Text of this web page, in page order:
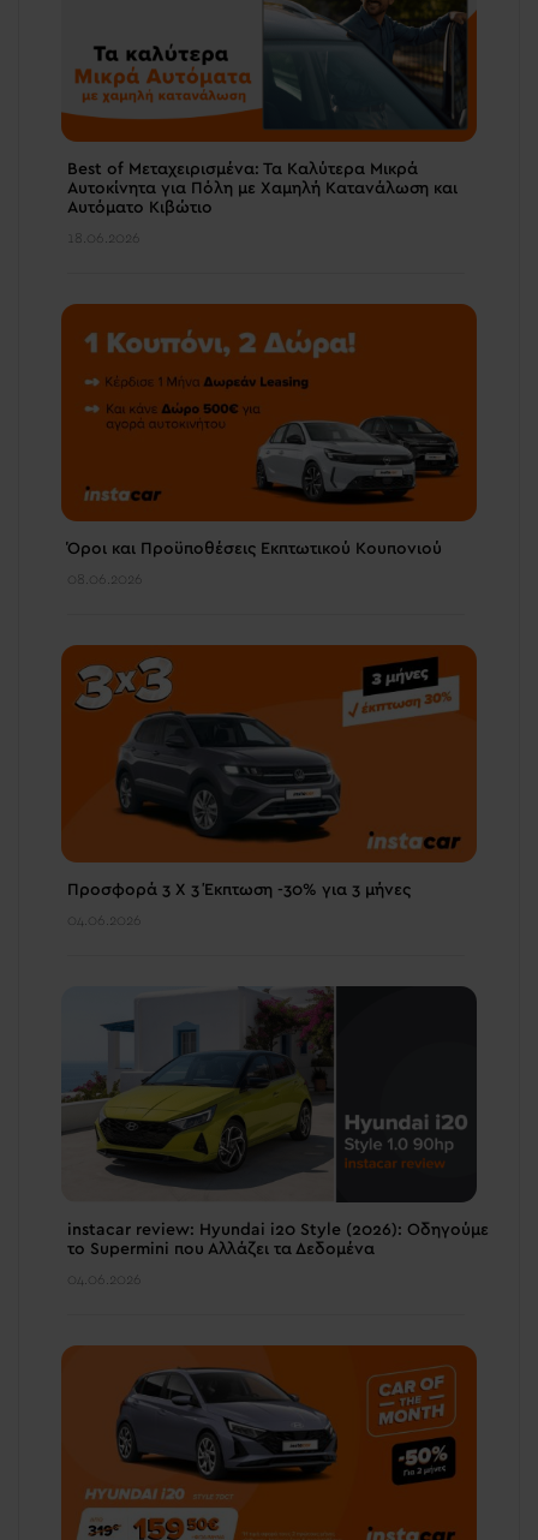
Best of Μεταχειρισμένα: Τα Καλύτερα Μικρά
Αυτοκίνητα για Πόλη με Χαμηλή Κατανάλωση και
Αυτόματο Κιβώτιο
18.06.2026
Όροι και Προϋποθέσεις Εκπτωτικού Κουπονιού
08.06.2026
Προσφορά 3 Χ 3 Έκπτωση -30% για 3 μήνες
04.06.2026
instacar review: Hyundai i20 Style (2026): Οδηγούμε
το Supermini που Αλλάζει τα Δεδομένα
04.06.2026